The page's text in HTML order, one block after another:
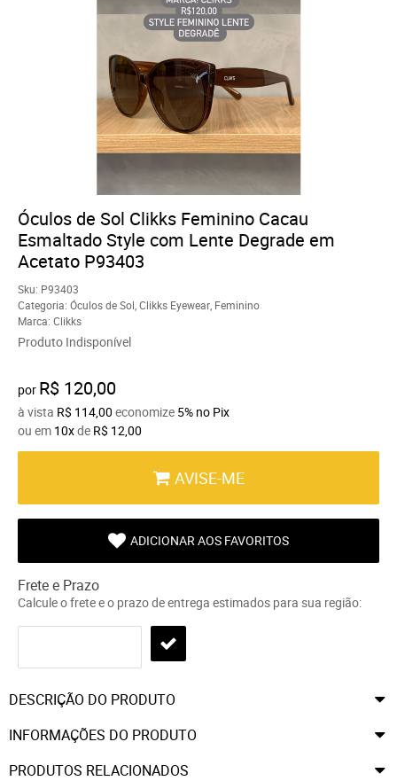
Óculos de Sol Clikks Feminino Cacau
Esmaltado Style com Lente Degrade em
Acetato P93403
Sku: P93403
Categoria: Óculos de Sol Clikks Eyewear Feminino
Marca: Clikks
Produto Indisponível
por R$ 120,00
à vista R$ 114,00 economize 5% no Pix
ou em 10xde R$ 12,00
AVISE-ME
ADICIONAR AOS FAVORITOS
Frete e Prazo
Calcule o frete e o prazo de entrega estimados para sua região:
DESCRIÇÃO DO PRODUTO
INFORMAÇÕES DO PRODUTO
PRODUTOS RELACIONADOS